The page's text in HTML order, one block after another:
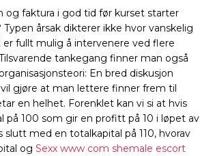
faktura i god tid før kurset starter
årsak dikterer ikke hvor vanskelig
fullt mulig å intervenere ved flere
tankegang finner man også
En bred diskusjon
gjøre at man lettere finner frem til
en helhet. Forenklet kan vi si at hvis
på 100 som gir en profitt på 10 i løpet av
slutt med en totalkapital på 110, hvorav
og Sexx www com shemale escort